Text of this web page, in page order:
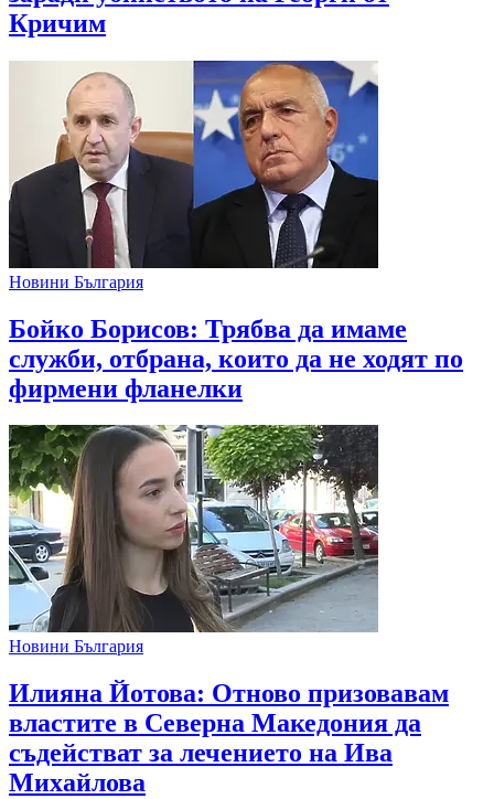
Кричим
Новини България
Бойко Борисов: Трябва да имаме
служби, отбрана, които да не ходят по
фирмени фланелки
Новини България
Илияна Йотова: Отново призовавам
властите в Северна Македония да
съдействат за лечението на Ива
Михайлова